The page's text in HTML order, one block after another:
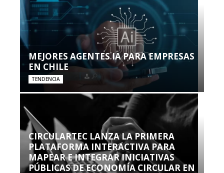
MEJORES AGENTES IA PARA EMPRESAS
EN CHILE
TENDENCIA
CIRCULARTEC LANZA LA PRIMERA
PLATAFORMA INTERACTIVA PARA
MAPEAR E INTEGRAR INICIATIVAS
PÚBLICAS DE ECONOMÍA CIRCULAR EN